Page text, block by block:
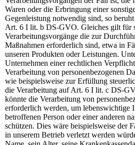
Waren oder die Erbringung einer
Gegenleistung notwendig sind, so
Art. 6 I lit. b DS-GVO. Gleiches gilt für
Verarbeitungsvorgänge die zur
Maßnahmen erforderlich sind, etwa in
unseren Produkten oder Leistungen.
Unternehmen einer rechtlichen
Verarbeitung von personenbezogenen
wie beispielsweise zur Erfüllung
die Verarbeitung auf Art. 6 I lit. c DS-
könnte die Verarbeitung von
erforderlich werden, um lebenswichtige
betroffenen Person oder einer anderen
schützen. Dies wäre beispielsweise der
in unserem Betrieb verletzt werden